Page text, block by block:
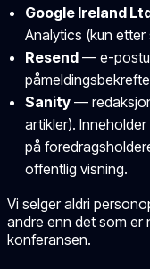
Google Ireland
Analytics (kun etter
Resend — e-
Sanity —
artikler).
på
offentlig visning.
Vi selger aldri
andre enn det som er
konferansen.